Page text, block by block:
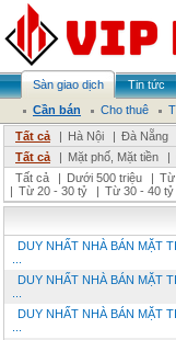
Sàn giao dịch Tin tức
Cần bán
Cho thuê
Tất cả
| Hà Nội | Đà Nẵng
Tất cả
| Mặt phố, Mặt tiền |
Tất cả
| Dưới 500 triệu | Từ
| Từ 20 - 30 tỷ | Từ 30 - 40 tỷ
DUY NHẤT NHÀ BÁN MẶT
DUY NHẤT NHÀ BÁN MẶT
DUY NHẤT NHÀ BÁN MẶT